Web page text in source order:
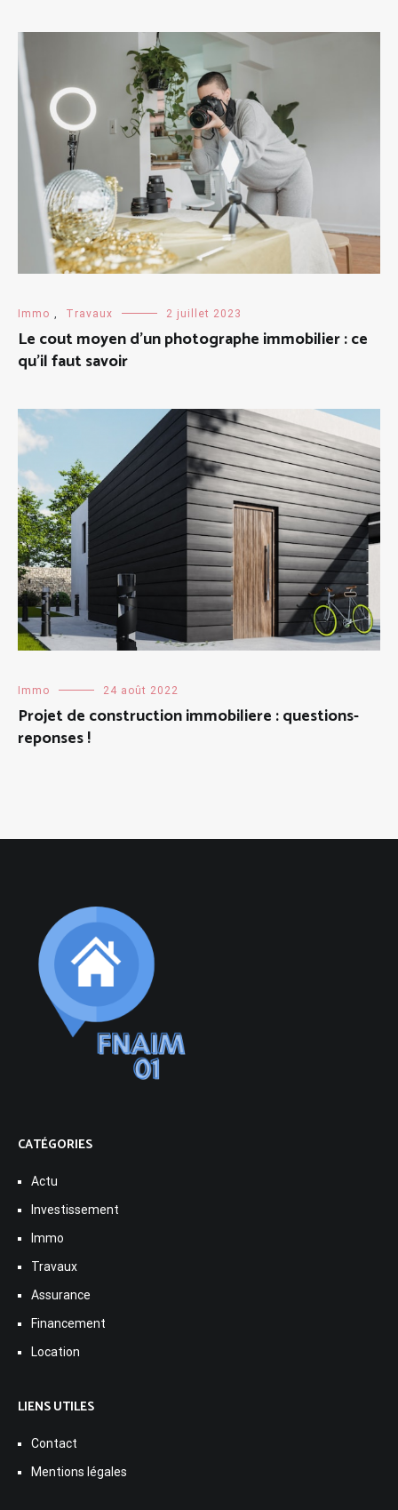
Immo , Travaux 2 juillet 2023
Le cout moyen d’un photographe immobilier : ce
qu’il faut savoir
Immo 24 août 2022
Projet de construction immobiliere : questions-
reponses !
CATÉGORIES
Actu
Investissement
Immo
Travaux
Assurance
Financement
Location
LIENS UTILES
Contact
Mentions légales